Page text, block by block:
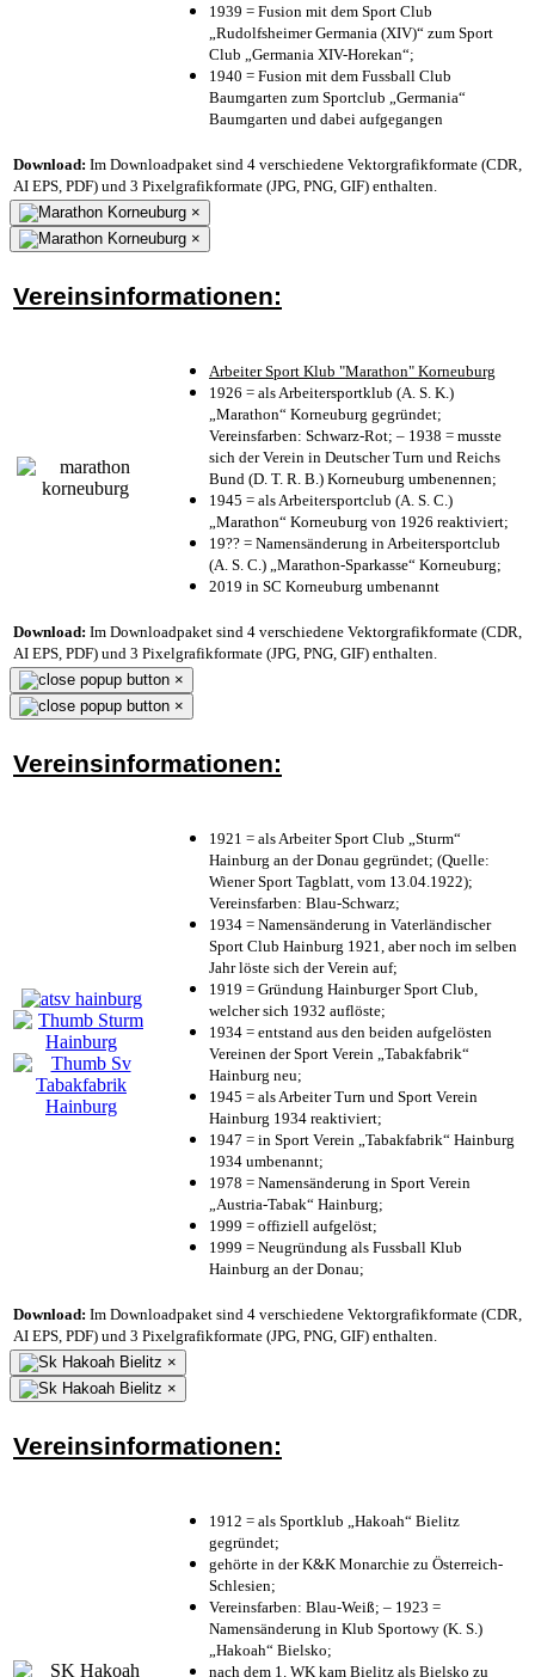
1939 = Fusion mit dem Sport Club
„Rudolfsheimer Germania (XIV)“ zum Sport
Club „Germania XIV-Horekan“;
1940 = Fusion mit dem Fussball Club
Baumgarten zum Sportclub „Germania“
Baumgarten und dabei aufgegangen
Download: Im Downloadpaket sind 4 verschiedene Vektorgrafikformate (CDR,
AI EPS, PDF) und 3 Pixelgrafikformate (JPG, PNG, GIF) enthalten.
×
×
Vereinsinformationen:
Arbeiter Sport Klub "Marathon" Korneuburg
1926 = als Arbeitersportklub (A. S. K.)
„Marathon“ Korneuburg gegründet;
Vereinsfarben: Schwarz-Rot; – 1938 = musste
sich der Verein in Deutscher Turn und Reichs
Bund (D. T. R. B.) Korneuburg umbenennen;
1945 = als Arbeitersportclub (A. S. C.)
„Marathon“ Korneuburg von 1926 reaktiviert;
19?? = Namensänderung in Arbeitersportclub
(A. S. C.) „Marathon-Sparkasse“ Korneuburg;
2019 in SC Korneuburg umbenannt
Download: Im Downloadpaket sind 4 verschiedene Vektorgrafikformate (CDR,
AI EPS, PDF) und 3 Pixelgrafikformate (JPG, PNG, GIF) enthalten.
×
×
Vereinsinformationen:
1921 = als Arbeiter Sport Club „Sturm“
Hainburg an der Donau gegründet; (Quelle:
Wiener Sport Tagblatt, vom 13.04.1922);
Vereinsfarben: Blau-Schwarz;
1934 = Namensänderung in Vaterländischer
Sport Club Hainburg 1921, aber noch im selben
Jahr löste sich der Verein auf;
1919 = Gründung Hainburger Sport Club,
welcher sich 1932 auflöste;
1934 = entstand aus den beiden aufgelösten
Vereinen der Sport Verein „Tabakfabrik“
Hainburg neu;
1945 = als Arbeiter Turn und Sport Verein
Hainburg 1934 reaktiviert;
1947 = in Sport Verein „Tabakfabrik“ Hainburg
1934 umbenannt;
1978 = Namensänderung in Sport Verein
„Austria-Tabak“ Hainburg;
1999 = offiziell aufgelöst;
1999 = Neugründung als Fussball Klub
Hainburg an der Donau;
Download: Im Downloadpaket sind 4 verschiedene Vektorgrafikformate (CDR,
AI EPS, PDF) und 3 Pixelgrafikformate (JPG, PNG, GIF) enthalten.
×
×
Vereinsinformationen:
1912 = als Sportklub „Hakoah“ Bielitz
gegründet;
gehörte in der K&K Monarchie zu Österreich-
Schlesien;
Vereinsfarben: Blau-Weiß; – 1923 =
Namensänderung in Klub Sportowy (K. S.)
„Hakoah“ Bielsko;
nach dem 1. WK kam Bielitz als Bielsko zu